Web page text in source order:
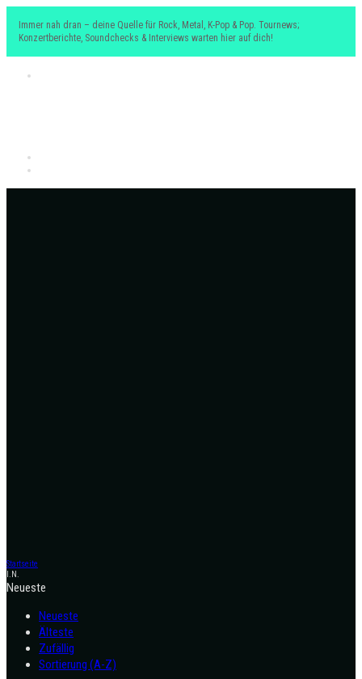
Immer nah dran – deine Quelle für Rock, Metal, K-Pop & Pop. Tournews;
Konzertberichte, Soundchecks & Interviews warten hier auf dich!
Startseite
I.N.
Neueste
Neueste
Älteste
Zufällig
Sortierung (A-Z)